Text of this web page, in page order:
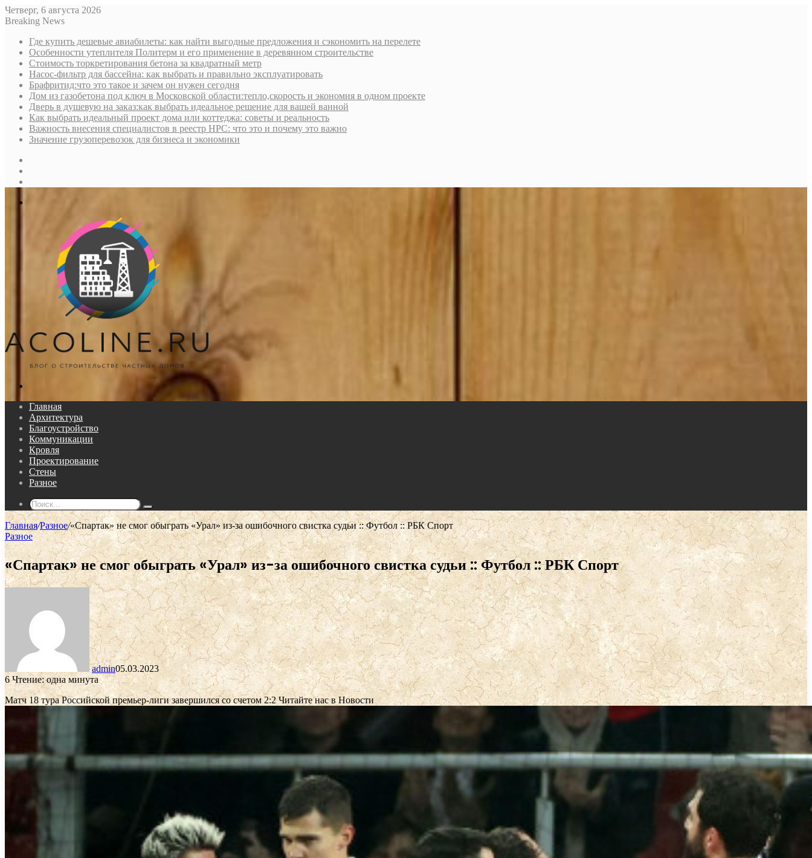
Четверг, 6 августа 2026
Breaking News
Где купить дешевые авиабилеты: как найти выгодные предложения и сэкономить на перелете
Особенности утеплителя Политерм и его применение в деревянном строительстве
Стоимость торкретирования бетона за квадратный метр
Насос-фильтр для бассейна: как выбрать и правильно эксплуатировать
Брафритид:что это такое и зачем он нужен сегодня
Дом из газобетона под ключ в Московской области:тепло,скорость и экономия в одном проекте
Дверь в душевую на заказ:как выбрать идеальное решение для вашей ванной
Как выбрать идеальный проект дома или коттеджа: советы и реальность
Важность внесения специалистов в реестр НРС: что это и почему это важно
Значение грузоперевозок для бизнеса и экономики
Главная
Архитектура
Благоустройство
Коммуникации
Кровля
Проектирование
Стены
Разное
Поиск...
Главная/Разное/«Спартак» не смог обыграть «Урал» из-за ошибочного свистка судьи :: Футбол :: РБК Спорт
Разное
«Спартак» не смог обыграть «Урал» из-за ошибочного свистка судьи :: Футбол :: РБК Спорт
admin05.03.2023
6Чтение: одна минута
Матч 18 тура Российской премьер-лиги завершился со счетом 2:2 Читайте нас в Новости